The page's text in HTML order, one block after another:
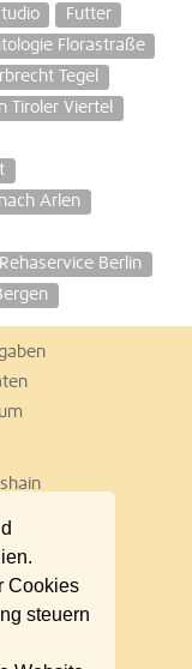
Cookies
steuern
Futter
Florastraße
Tegel
Tiroler Viertel
Arlen
Rehaservice Berlin